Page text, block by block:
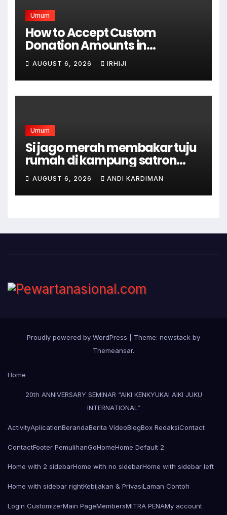
Umum
How to Accept Custom
Donation Amounts in
WordPress with Stripe
AUGUST 6, 2026 IRHIJI
Umum
Si jago merah membakar tuju
rumah di kampung satron
sodonghilir .
AUGUST 6, 2026 ANDI KARDIMAN
Proudly powered by WordPress
Theme: newstack by
Themeansar.
Home
20th ANNIVERSARY SEMINAR “AIKI KENKYUKAI AIKI JUKU
INTERNATIONAL”
ActivityAplicationBerandaBerita VideoBlogBox RedaksiContact
ContactFooter PemulihanGoHomeHome Default 2
Home with 2 sidebarHome with no sidebarHome with sidebar left
Home with sidebar rightKebijakan & PrivasiLaman Contoh
Login CustomizerMain PageMembersMITRA PENAMy account